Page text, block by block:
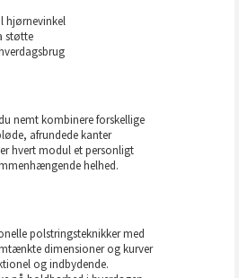
hjørnevinkel
støtte
nemt kombinere forskellige
afrundede kanter
hvert modul et personligt
helhed.
polstringsteknikker med
dimensioner og kurver
og indbydende.